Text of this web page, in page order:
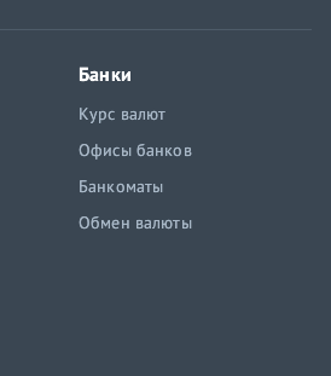
Банки
Курс валют
Офисы банков
Банкоматы
Обмен валюты